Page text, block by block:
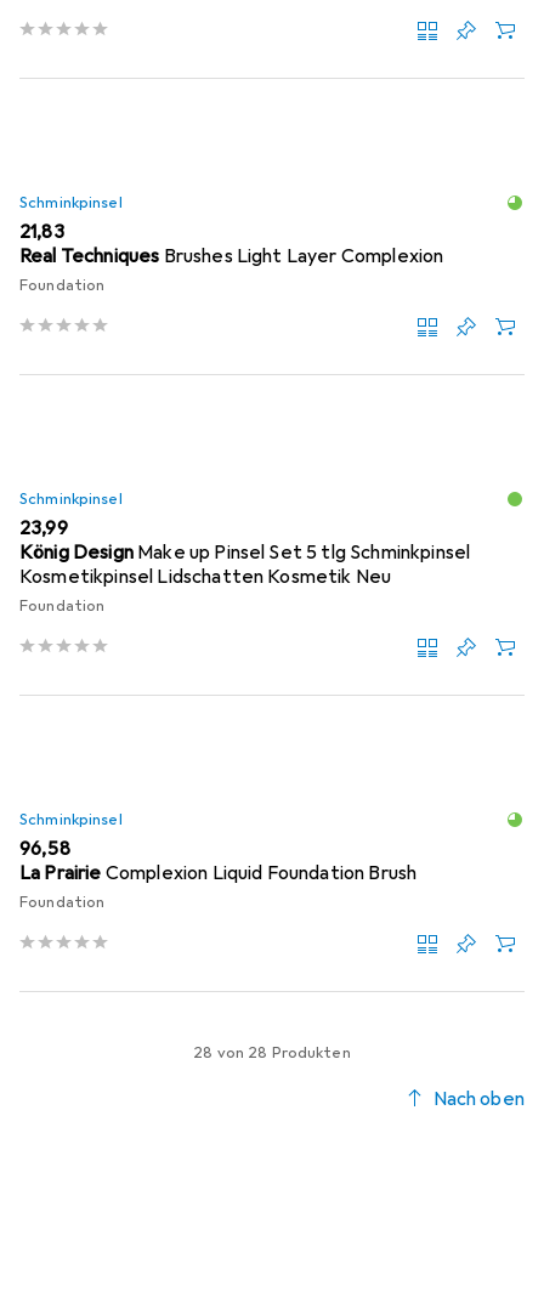
Schminkpinsel
EUR
21,83
Real Techniques Brushes Light Layer Complexion
Foundation
Schminkpinsel
EUR
23,99
König Design Make up Pinsel Set 5 tlg Schminkpinsel
Kosmetikpinsel Lidschatten Kosmetik Neu
Foundation
Schminkpinsel
EUR
96,58
La Prairie Complexion Liquid Foundation Brush
Foundation
28 von 28 Produkten
Nach oben